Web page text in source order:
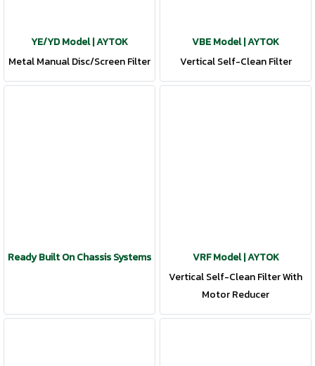
YE/YD Model | AYTOK
Metal Manual Disc/Screen Filter
VBE Model | AYTOK
Vertical Self-Clean Filter
Ready Built On Chassis Systems | AYTOK
VRF Model | AYTOK
Vertical Self-Clean Filter With
Motor Reducer